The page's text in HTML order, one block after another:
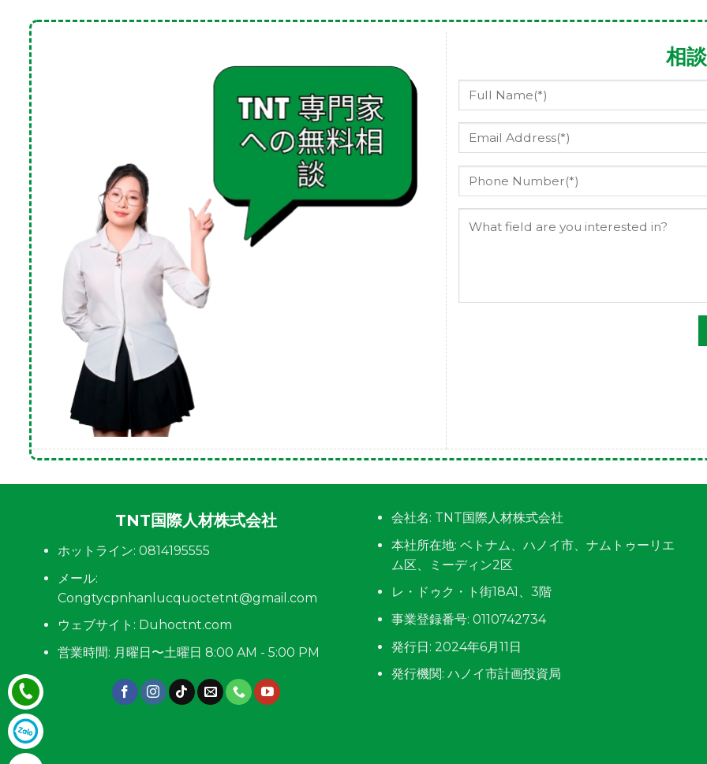
相
TNT国際人材株式会社
ホットライン: 0814195555
メール:
Congtycpnhanlucquoctetnt@gmail.com
ウェブサイト: Duhoctnt.com
営業時間: 月曜日〜土曜日 8:00 AM - 5:00 PM
会社名: TNT国際人材株式会社
本社所在地: ベトナム、ハノイ市、ナムトゥーリエ
ム区、ミーディン2区
レ・ドゥク・ト街18A1、3階
事業登録番号: 0110742734
発行日: 2024年6月11日
発行機関: ハノイ市計画投資局